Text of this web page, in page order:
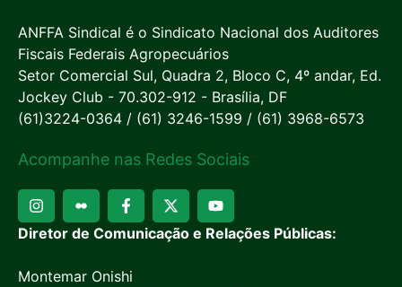
ANFFA Sindical é o Sindicato Nacional dos Auditores
Fiscais Federais Agropecuários
Setor Comercial Sul, Quadra 2, Bloco C, 4º andar, Ed.
Jockey Club - 70.302-912 - Brasília, DF
(61)3224-0364 / (61) 3246-1599 / (61) 3968-6573
Acompanhe nas Redes Sociais
Diretor de Comunicação e Relações Públicas:
Montemar Onishi